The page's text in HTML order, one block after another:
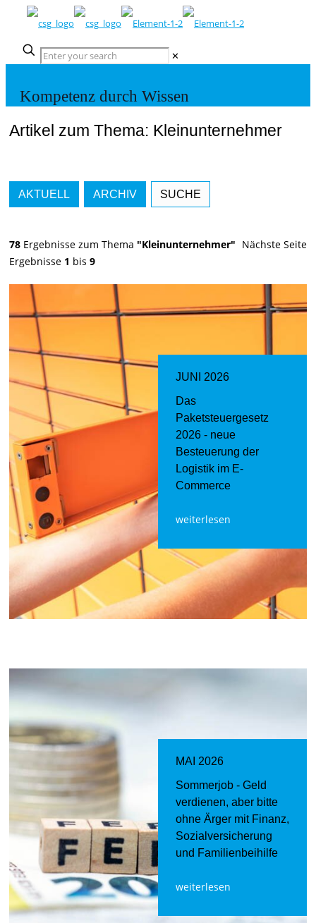
✕
Kompetenz durch Wissen
Artikel zum Thema: Kleinunternehmer
AKTUELL ARCHIV SUCHE
78 Ergebnisse zum Thema "Kleinunternehmer"
Ergebnisse 1 bis 9
Nächste Seite
JUNI 2026
Das
Paketsteuergesetz
2026 - neue
Besteuerung der
Logistik im E-
Commerce
weiterlesen
MAI 2026
Sommerjob - Geld
verdienen, aber bitte
ohne Ärger mit Finanz,
Sozialversicherung
und Familienbeihilfe
weiterlesen